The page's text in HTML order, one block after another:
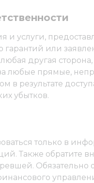
и услуги,
гарантий или
другая
за любые прямые,
результате
убытков.
только в
Также обратите